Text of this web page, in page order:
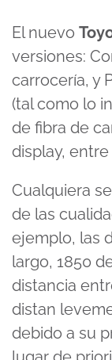
El nuevo
versiones:
carrocería, y
(tal como lo
de fibra de
display,
Cualquiera
de las
ejemplo, las
largo, 1850
distancia
distan
debido a su